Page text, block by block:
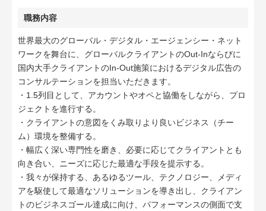
職務内容
世界最大のグローバル・デジタル・エージェンシー・ネット
ワークを舞台に、グローバルクライアントのOut-Inならびに
国内大手クライアントのIn-Out施策におけるデジタル広告の
コンサルテーションを担当いただきます。
・1.5列目として、アカウントやオペと協働をしながら、プロ
ジェクトを進行する。
・クライアントの意図をくみ取りより良いビジネス（チー
ム）環境を整備する。
・幅広く深い専門性を磨き、必要に応じてクライアントとも
向き合い、ニーズに応じた最適な手段を提示する。
・我々が保持する、あるゆるツール、テクノロジー、メディ
アを駆使して最適なソリューションを導き出し、クライアン
トのビジネスゴール達成に向け、パフォーマンスの側面で支